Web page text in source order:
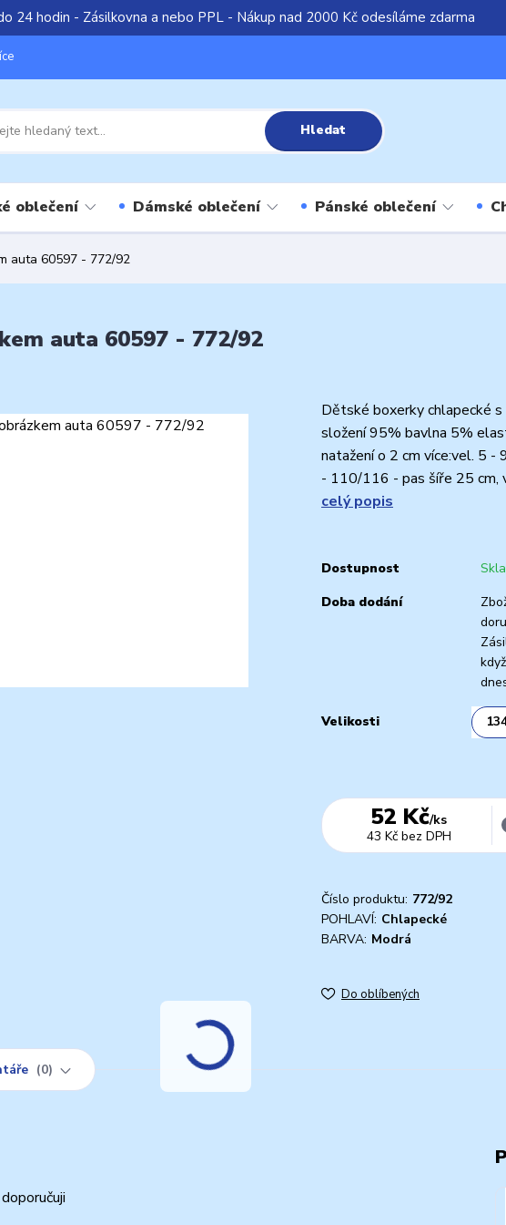
24 hodin - Zásilkovna a nebo PPL - Nákup nad 2000 Kč odesíláme zdarma
Hledat
oblečení Dámské oblečení Pánské oblečení
auta 60597 - 772/92
auta 60597 - 772/92
Dětské boxerky chlapecké
složení 95% bavlna 5%
natažení o 2 cm více:vel. 5
- 110/116 - pas šíře 25 cm,
celý popis
Dostupnost
Doba dodání
Velikosti
52 Kč/ks
43 Kč bez DPH
Číslo produktu: 772/92
POHLAVÍ: Chlapecké
BARVA: Modrá
Do oblíbených
0